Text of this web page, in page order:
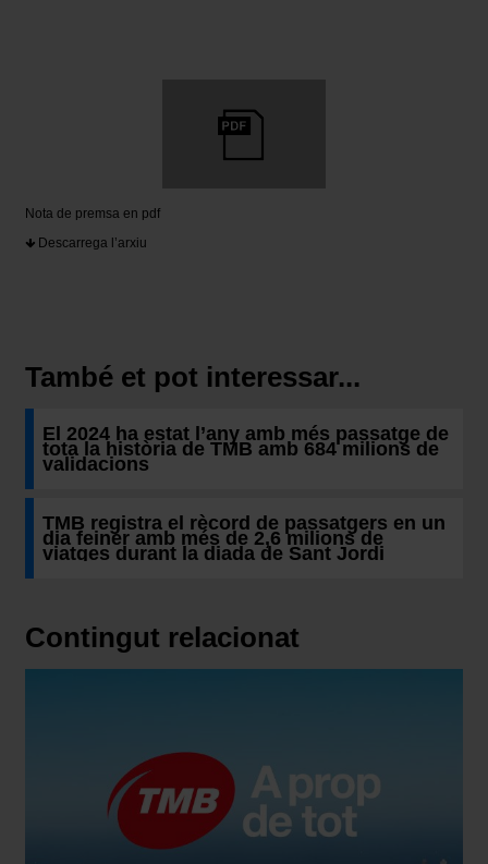
Nota de premsa en pdf
Descarrega l’arxiu
També et pot interessar...
El 2024 ha estat l’any amb més passatge de
tota la història de TMB amb 684 milions de
validacions
TMB registra el rècord de passatgers en un
dia feiner amb més de 2,6 milions de
viatges durant la diada de Sant Jordi
Contingut relacionat